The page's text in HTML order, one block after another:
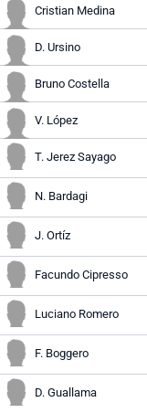
Cristian Medina
D. Ursino
Bruno Costella
V. López
T. Jerez Sayago
N. Bardagi
J. Ortíz
Facundo Cipresso
Luciano Romero
F. Boggero
D. Guallama